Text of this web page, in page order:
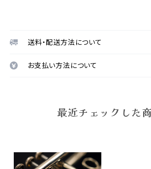
送料・配送方法について
お支払い方法について
最近チェックした